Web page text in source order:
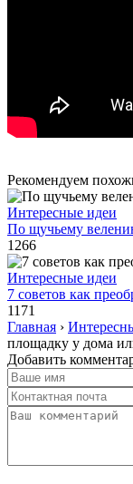
Рекомендуем
Интересные идеи
По щучьему
1266
Интересные идеи
7 советов как
1171
Главная ›
площадку у дома
Добавить